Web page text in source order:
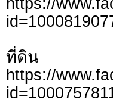
ที่ดิน
https://